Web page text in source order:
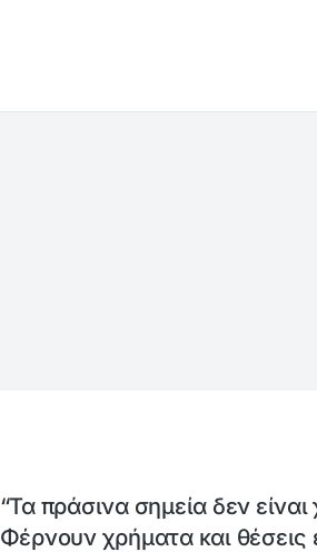
“Τα πράσινα σημεία δεν
Φέρνουν χρήματα και θέσεις